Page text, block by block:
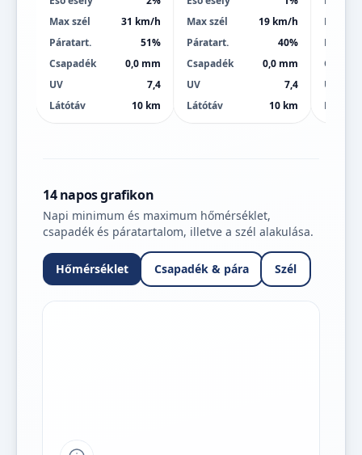
Max szél
31 km/h
Páratart.
51%
Csapadék
0,0 mm
UV
7,4
Látótáv
10 km
Max szél
19 km/h
Páratart.
40%
Csapadék
0,0 mm
UV
7,4
Látótáv
10 km
Max
UV
Látótáv
14 napos grafikon
Napi minimum és maximum hőmérséklet,
csapadék és páratartalom, illetve a szél alakulása.
Hőmérséklet Csapadék & pára Szél